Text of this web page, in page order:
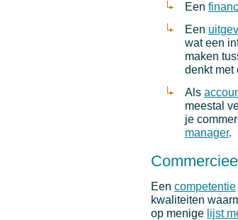
Een
Een
wat een
maken
denkt met
Als
meestal
je
manager.
Een competentie
kwaliteiten
op menige lijst